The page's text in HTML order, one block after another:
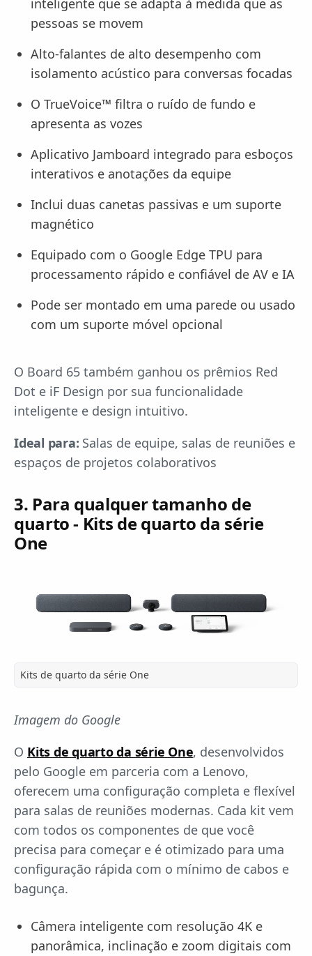
pessoas se movem
Alto-falantes de alto desempenho com
isolamento acústico para conversas focadas
O TrueVoice™ filtra o ruído de fundo e
apresenta as vozes
Aplicativo Jamboard integrado para esboços
interativos e anotações da equipe
Inclui duas canetas passivas e um suporte
magnético
Equipado com o Google Edge TPU para
processamento rápido e confiável de AV e IA
Pode ser montado em uma parede ou usado
com um suporte móvel opcional
O Board 65 também ganhou os prêmios Red
Dot e iF Design por sua funcionalidade
inteligente e design intuitivo.
Ideal para: Salas de equipe, salas de reuniões e
espaços de projetos colaborativos
3. Para qualquer tamanho de
quarto - Kits de quarto da série
One
Kits de quarto da série One
Imagem do Google
O Kits de quarto da série One, desenvolvidos
pelo Google em parceria com a Lenovo,
oferecem uma configuração completa e flexível
para salas de reuniões modernas. Cada kit vem
com todos os componentes de que você
precisa para começar e é otimizado para uma
configuração rápida com o mínimo de cabos e
bagunça.
Câmera inteligente com resolução 4K e
panorâmica, inclinação e zoom digitais com